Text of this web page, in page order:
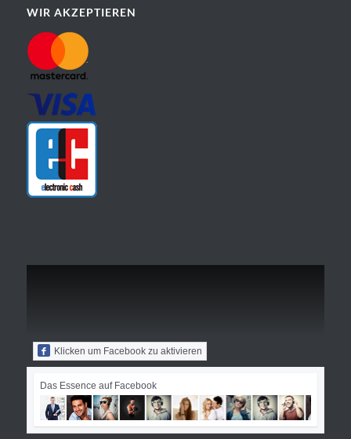
WIR AKZEPTIEREN
Klicken um Facebook zu aktivieren
Das Essence auf Facebook